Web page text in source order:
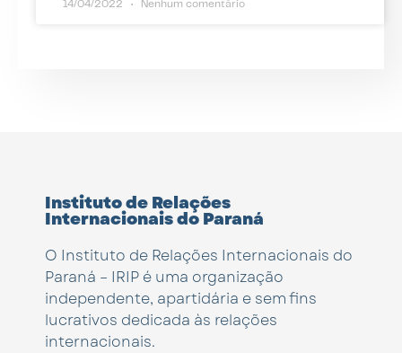
14/04/2022 Nenhum comentário
Instituto de Relações
Internacionais do Paraná
O Instituto de Relações Internacionais do
Paraná – IRIP é uma organização
independente, apartidária e sem fins
lucrativos dedicada às relações
internacionais.